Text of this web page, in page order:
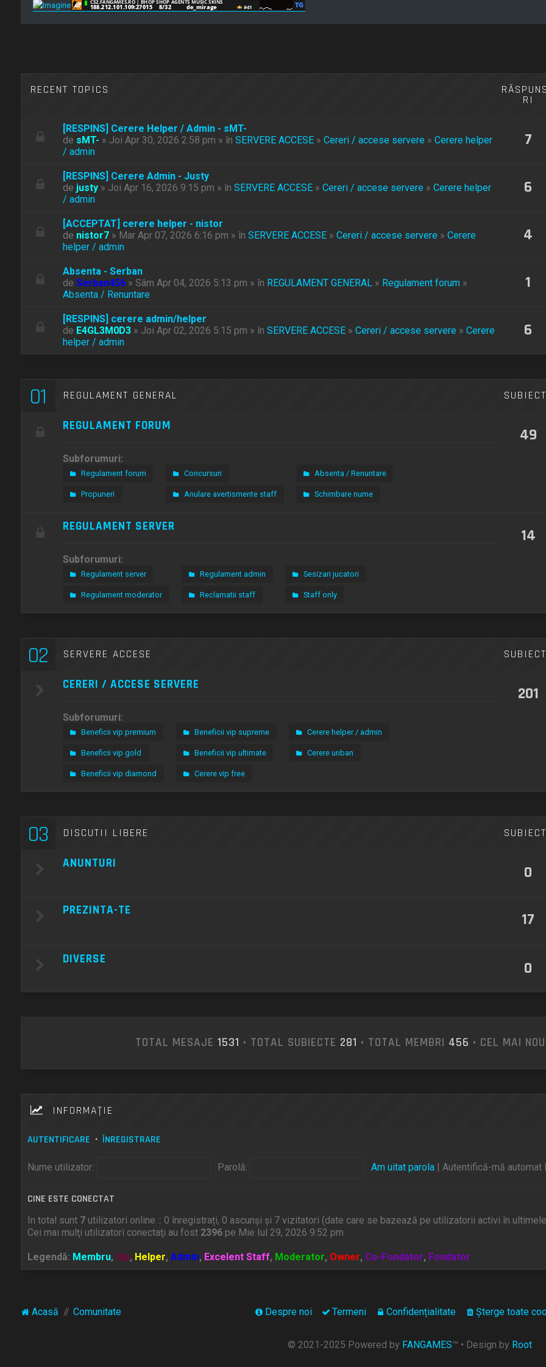
RECENT TOPICS
RI
[RESPINS] Cerere Helper / Admin - sMT-
de sMT- » Joi Apr 30, 2026 2:58 pm » în SERVERE ACCESE» Cereri / accese servere » Cerere helper
/ admin
7
[RESPINS] Cerere Admin - Justy
de justy» Joi Apr 16, 2026 9:15 pm » în SERVERE ACCESE» Cereri / accese servere » Cerere helper
/ admin
6
[ACCEPTAT] cerere helper - nistor
de nistor7» Mar Apr 07, 2026 6:16 pm » în SERVERE ACCESE» Cereri / accese servere » Cerere
helper / admin
4
Absenta - Serban
de Serban456» Sâm Apr 04, 2026 5:13 pm » în REGULAMENT GENERAL» Regulament forum»
Absenta / Renuntare
1
[RESPINS] cerere admin/helper
de E4GL3M0D3» Joi Apr 02, 2026 5:15 pm » în SERVERE ACCESE» Cereri / accese servere » Cerere
helper / admin
6
01 REGULAMENT GENERAL
REGULAMENT FORUM
Subforumuri:
Regulament forum
Propuneri
Concursuri
Anulare avertismente staff
Absenta / Renuntare
Schimbare nume
49
REGULAMENT SERVER
Subforumuri:
Regulament server
Regulament moderator
Regulament admin
Reclamatii staff
Sesizari jucatori
Staff only
14
02 SERVERE ACCESE
CERERI / ACCESE SERVERE
Subforumuri:
Beneficii vip premium
Beneficii vip gold
Beneficii vip diamond
Beneficii vip supreme
Beneficii vip ultimate
Cerere vip free
Cerere helper / admin
Cerere unban
201
03 DISCUTII LIBERE
ANUNTURI 0
PREZINTA-TE 17
DIVERSE 0
TOTAL MESAJE 1531 • TOTAL SUBIECTE 281 • TOTAL MEMBRI 456 • CEL MAI
INFORMAŢIE
AUTENTIFICARE • ÎNREGISTRARE
Nume utilizator: Parolă: Am uitat parola | Autentifică-mă automat
CINE ESTE CONECTAT
In total sunt 7utilizatori online :: 0 înregistrați, 0 ascunși și 7 vizitatori (date care se bazează pe utilizatorii activi în
Cei mai mulţi utilizatori conectaţi au fost 2396pe Mie Iul 29, 2026 9:52 pm
Legendă: Membru, Vip, Helper, Admin, Excelent Staff, Moderator, Owner, Co-Fondator, Fondator
Acasă Comunitate Şterge toate
Confidențialitate
Termeni
Despre noi
© 2021-2025 Powered by FANGAMES™ • Design by Root